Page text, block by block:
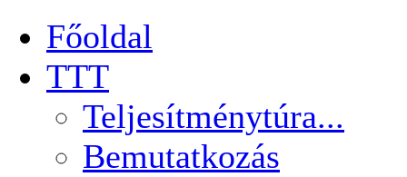
Főoldal
TTT
Teljesítménytúra...
Bemutatkozás